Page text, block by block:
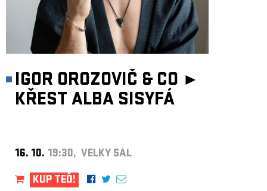
IGOR OROZOVIČ & CO ►
KŘEST ALBA SISYFÁ
16. 10. 19:30, VELKÝ SÁL
KUP TEĎ!